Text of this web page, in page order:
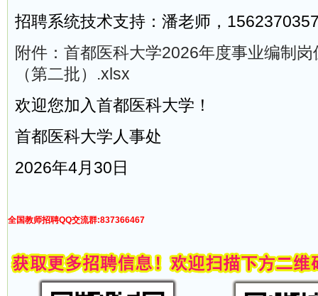
招聘系统技术支持：潘老师，
附件：首都医科大学2026年度事业编制
（第二批）.xlsx
欢迎您加入首都医科大学！
首都医科大学人事处
2026年4月30日
全国教师招聘QQ交流群:837366467